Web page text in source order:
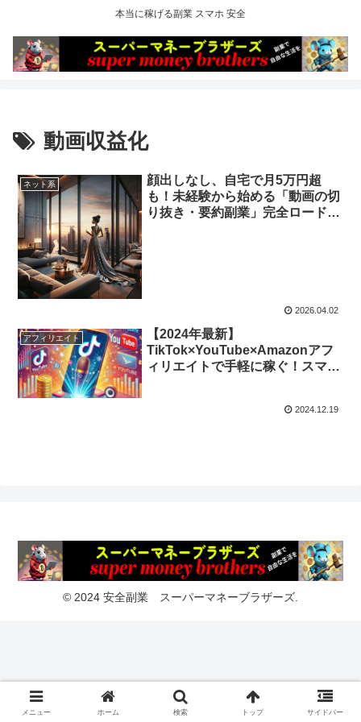
本当に稼げる副業 スマホ 安全
動画収益化
ネット系
顔出しなし、自宅で月5万円超
も！未経験から始める「動画の切
り抜き・要約副業」完全ロードマ
2026.04.02
アフィリエイト
【2024年最新】
TikTok×YouTube×Amazonアフ
ィリエイトで手軽に稼ぐ！スマホ
2024.12.19
© 2024 安全副業 スーパーマネーブラザーズ.
メニュー ホーム 検索 トップ サイドバー